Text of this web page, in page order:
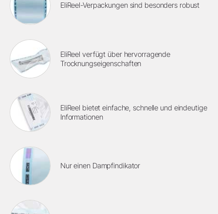
EliReel-Verpackungen sind besonders robust
EliReel verfügt über hervorragende
Trocknungseigenschaften
EliReel bietet einfache, schnelle und eindeutige
Informationen
Nur einen Dampfindikator